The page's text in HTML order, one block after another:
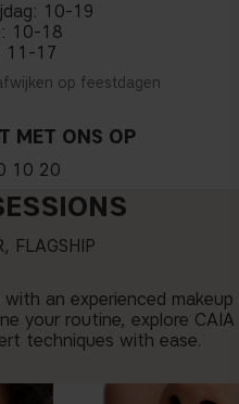
10-19
10-18
11-17
op feestdagen
MET ONS OP
10 20
FLAGSHIP
an experienced makeup
your routine, explore CAIA
techniques with ease.